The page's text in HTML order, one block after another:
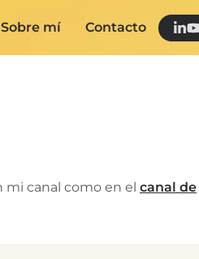
Sobre mí Contacto
mi canal como en el canal de